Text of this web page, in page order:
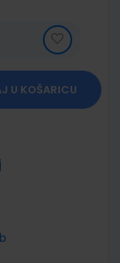
U KOŠARICU